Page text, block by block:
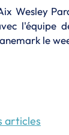
Wesley
l'équipe
le
articles